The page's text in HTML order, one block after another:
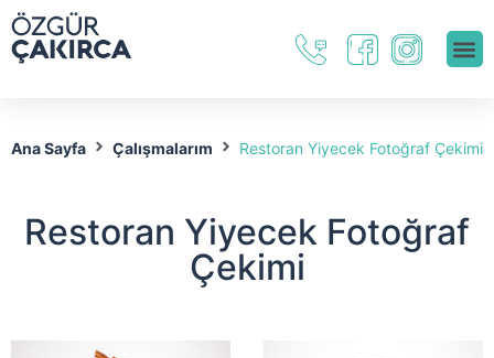
Ana Sayfa Çalışmalarım Restoran Yiyecek Fotoğraf Çekimi
Restoran Yiyecek Fotoğraf
Çekimi